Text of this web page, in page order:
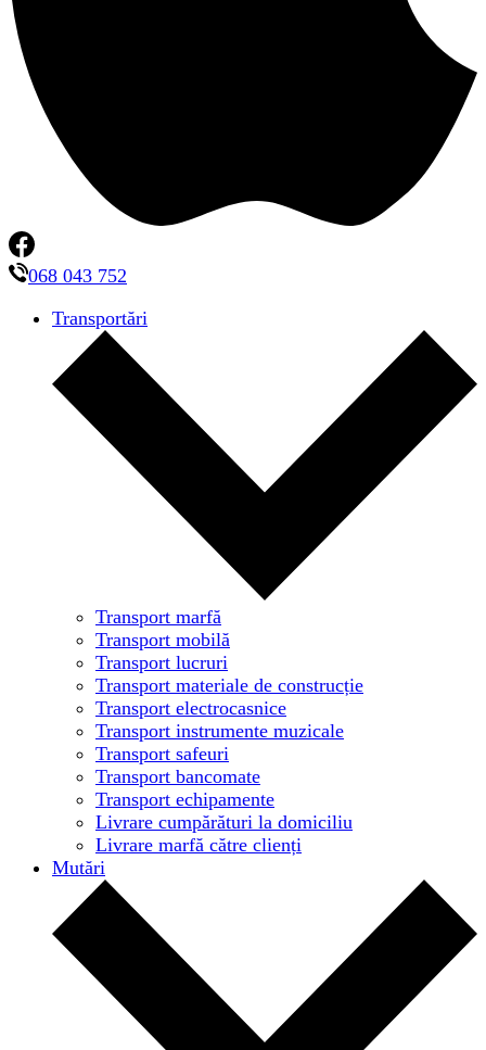
068 043 752
Transportări
Transport marfă
Transport mobilă
Transport lucruri
Transport materiale de construcție
Transport electrocasnice
Transport instrumente muzicale
Transport safeuri
Transport bancomate
Transport echipamente
Livrare cumpărături la domiciliu
Livrare marfă către clienți
Mutări